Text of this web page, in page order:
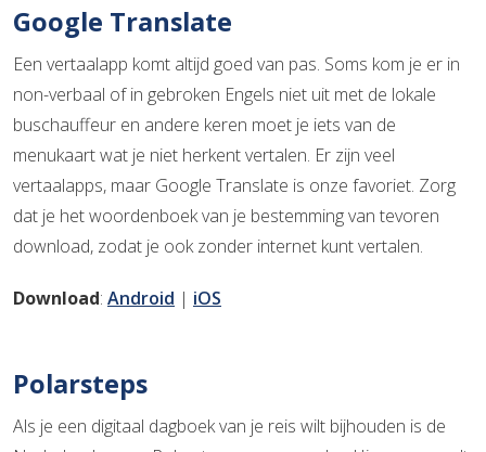
Google Translate
Een vertaalapp komt altijd goed van pas. Soms kom je er in
non-verbaal of in gebroken Engels niet uit met de lokale
buschauffeur en andere keren moet je iets van de
menukaart wat je niet herkent vertalen. Er zijn veel
vertaalapps, maar Google Translate is onze favoriet. Zorg
dat je het woordenboek van je bestemming van tevoren
download, zodat je ook zonder internet kunt vertalen.
Download: Android | iOS
Polarsteps
Als je een digitaal dagboek van je reis wilt bijhouden is de